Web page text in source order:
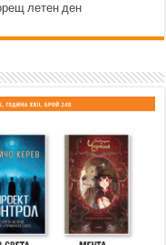
летен ден